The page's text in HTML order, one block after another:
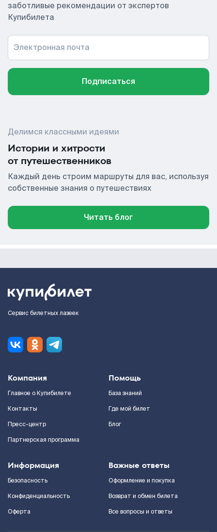
заботливые рекомендации от экспертов
Купибилета
Электронная почта
Подписаться
Делимся классными идеями
Истории и хитрости
от путешественников
Каждый день строим маршруты для вас, используя
собственные знания о путешествиях
Читать блог
Сервис билетных лазеек
Компания
Главное о Купибилете
Контакты
Пресс-центр
Партнерская программа
Помощь
База знаний
Где мой билет
Блог
Информация
Безопасность
Конфиденциальность
Оферта
Важные ответы
Оформление и покупка
Возврат и обмен билета
Все вопросы и ответы